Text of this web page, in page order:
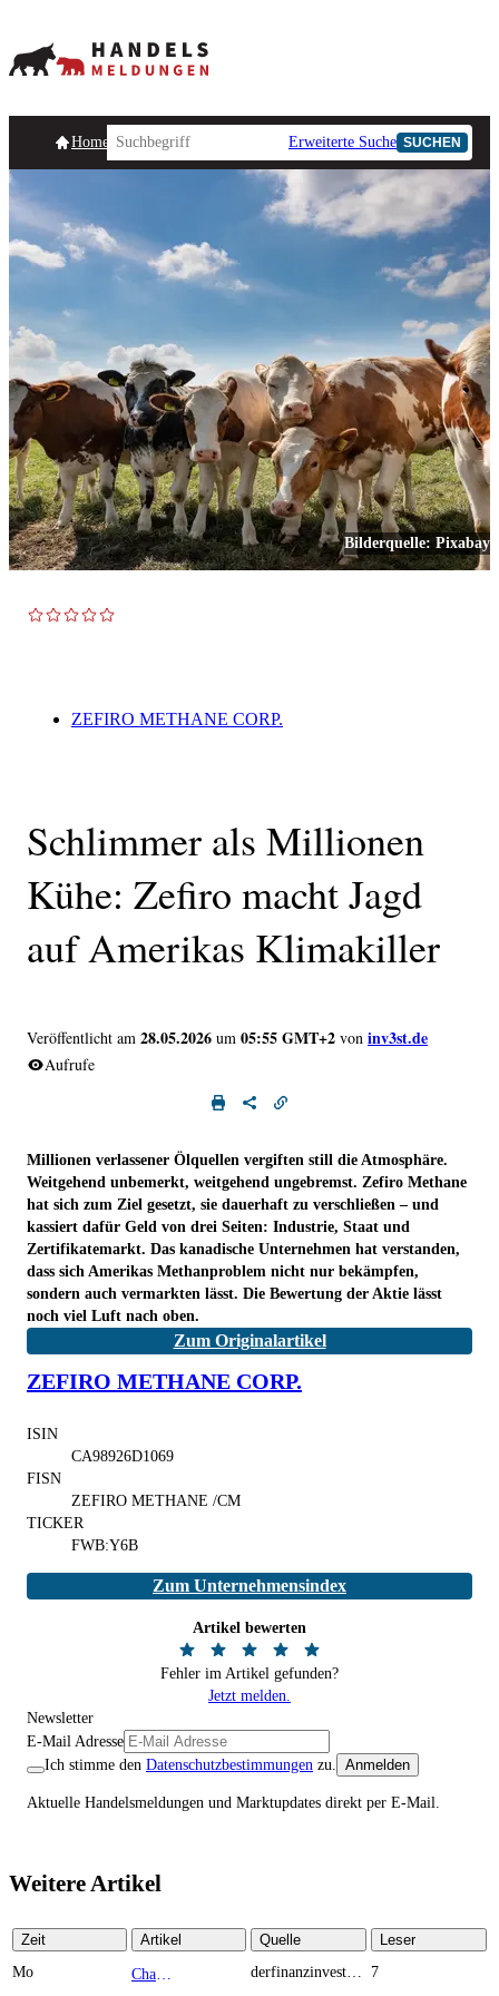
HomepageHandelsmeldungen Ad-Hoc-Meldungen
Erweiterte Suche SUCHEN
Bilderquelle: Pixabay
ZEFIRO METHANE CORP.
Schlimmer als Millionen
Kühe: Zefiro macht Jagd
auf Amerikas Klimakiller
Veröffentlicht am 28.05.2026 um 05:55 GMT+2 von inv3st.de
Aufrufe
Millionen verlassener Ölquellen vergiften still die Atmosphäre.
Weitgehend unbemerkt, weitgehend ungebremst. Zefiro Methane
hat sich zum Ziel gesetzt, sie dauerhaft zu verschließen – und
kassiert dafür Geld von drei Seiten: Industrie, Staat und
Zertifikatemarkt. Das kanadische Unternehmen hat verstanden,
dass sich Amerikas Methanproblem nicht nur bekämpfen,
sondern auch vermarkten lässt. Die Bewertung der Aktie lässt
noch viel Luft nach oben.
Zum Originalartikel
ZEFIRO METHANE CORP.
ISIN
CA98926D1069
FISN
ZEFIRO METHANE /CM
TICKER
FWB:Y6B
Zum Unternehmensindex
Artikel bewerten
Fehler im Artikel gefunden?
Jetzt melden.
Newsletter
E-Mail Adresse
Ich stimme den Datenschutzbestimmungen zu. Anmelden
Aktuelle Handelsmeldungen und Marktupdates direkt per E-Mail.
Weitere Artikel
Zeit Artikel Quelle
Leser
Mo
7